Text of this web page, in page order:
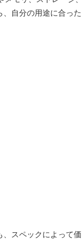
自分の用途に合った
スペックによって価